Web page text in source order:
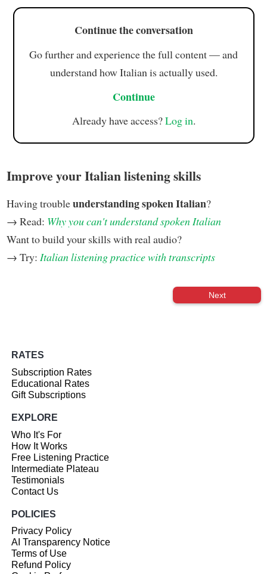
Continue the conversation
Go further and experience the full content — and
understand how Italian is actually used.
Continue
Already have access?Log in.
Improve your Italian listening skills
Having troubleunderstanding spoken Italian?
→ Read: Why you can't understand spoken Italian
Want to build your skills with real audio?
→ Try: Italian listening practice with transcripts
Next
RATES
Subscription Rates
Educational Rates
Gift Subscriptions
EXPLORE
Who It's For
How It Works
Free Listening Practice
Intermediate Plateau
Testimonials
Contact Us
POLICIES
Privacy Policy
AI Transparency Notice
Terms of Use
Refund Policy